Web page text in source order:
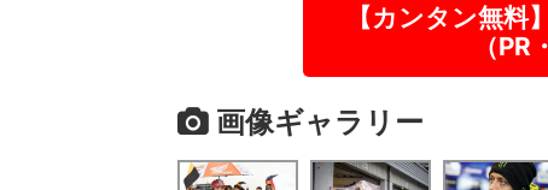
【カンタン無料
（PR
画像ギャラリー